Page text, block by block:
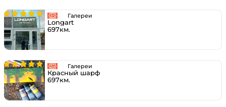
Галереи
Longart
697км.
Галереи
Красный шарф
697км.